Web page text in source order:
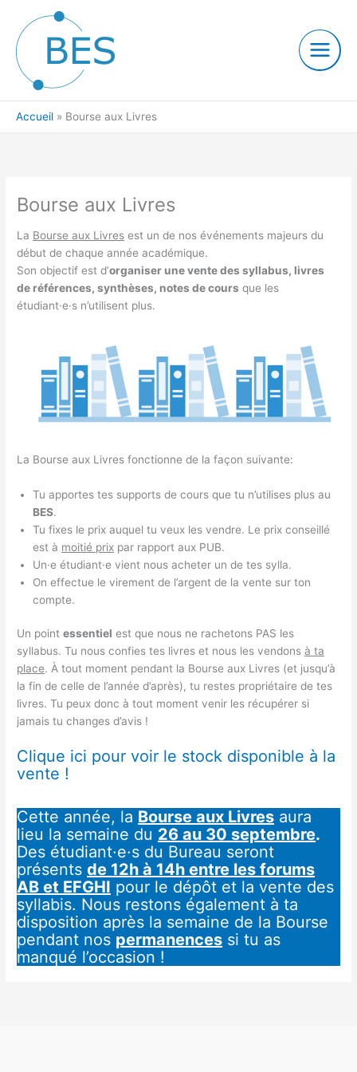
contenu
Accueil Bourse aux Livres
Bourse aux Livres
La Bourse aux Livres est un de nos événements majeurs du
début de chaque année académique.
Son objectif est d’organiser une vente des syllabus, livres
de références, synthèses, notes de cours que les
étudiant·e·s n’utilisent plus.
La Bourse aux Livres fonctionne de la façon suivante:
Tu apportes tes supports de cours que tu n’utilises plus au
BES.
Tu fixes le prix auquel tu veux les vendre. Le prix conseillé
est à moitié prix par rapport aux PUB.
Un·e étudiant·e vient nous acheter un de tes sylla.
On effectue le virement de l’argent de la vente sur ton
compte.
Un pointessentiel est que nous ne rachetons PAS les
syllabus. Tu nous confies tes livres et nous les vendonsà ta
place. À tout moment pendant la Bourse aux Livres (et jusqu’à
la fin de celle de l’année d’après), tu restes propriétaire de tes
livres. Tu peux donc à tout moment venir les récupérer si
jamais tu changes d’avis !
Clique ici pour voir le stock disponible à la
vente !
Cette année, la Bourse aux Livres aura
lieu la semaine du 26 au 30 septembre.
Des étudiant·e·s du Bureau seront
présentsde 12h à 14h entre les forums
AB et EFGHI pour le dépôt et la vente des
syllabis. Nous restons également à ta
disposition après la semaine de la Bourse
pendant nos permanences si tu as
manqué l’occasion !